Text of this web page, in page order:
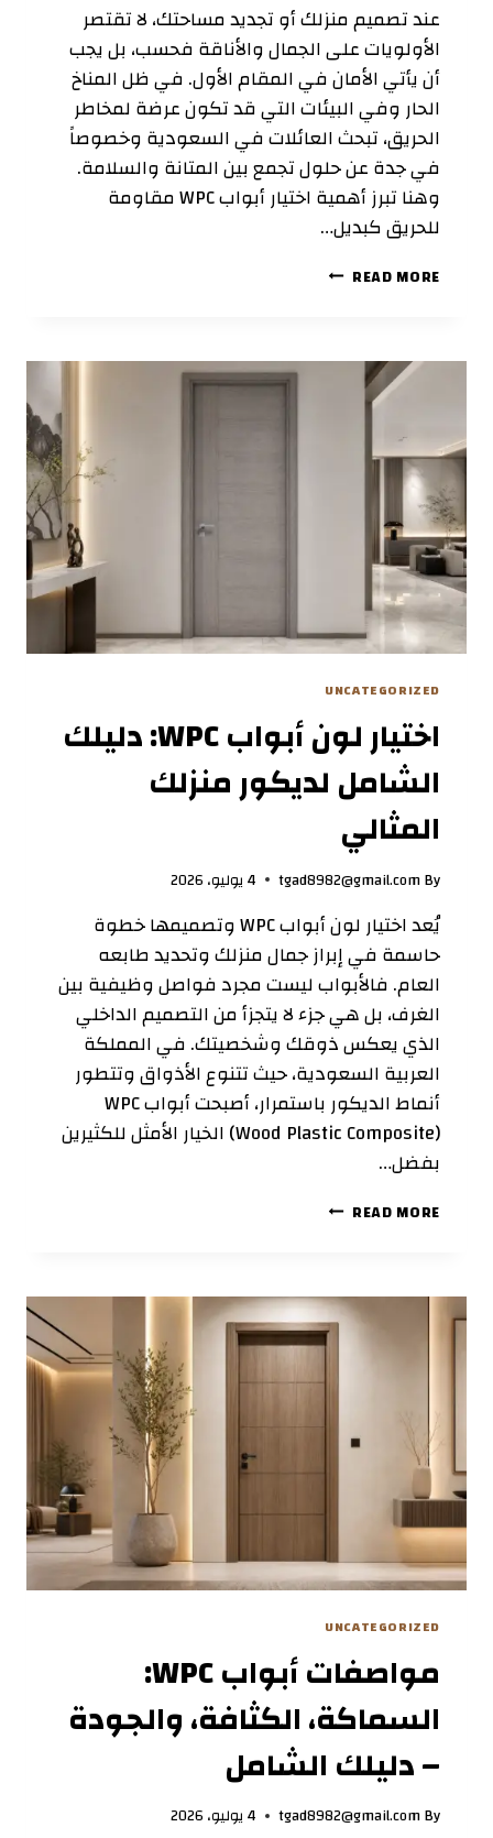
عند تصميم منزلك أو تجديد مساحتك، لا تقتصر
الأولويات على الجمال والأناقة فحسب، بل يجب
أن يأتي الأمان في المقام الأول. في ظل المناخ
الحار وفي البيئات التي قد تكون عرضة لمخاطر
الحريق، تبحث العائلات في السعودية وخصوصاً
في جدة عن حلول تجمع بين المتانة والسلامة.
وهنا تبرز أهمية اختيار أبواب WPC مقاومة
للحريق كبديل…
READ MORE أبواب
حماية
UNCATEGORIZED
اختيار لون أبواب WPC: دليلك
الشامل لديكور منزلك
المثالي
By
tgad8982@gmail.com 4 يوليو، 2026
يُعد اختيار لون أبواب WPC وتصميمها خطوة
حاسمة في إبراز جمال منزلك وتحديد طابعه
العام. فالأبواب ليست مجرد فواصل وظيفية بين
الغرف، بل هي جزء لا يتجزأ من التصميم الداخلي
الذي يعكس ذوقك وشخصيتك. في المملكة
العربية السعودية، حيث تتنوع الأذواق وتتطور
أنماط الديكور باستمرار، أصبحت أبواب WPC
(Wood Plastic Composite) الخيار الأمثل للكثيرين
بفضل…
READ MORE اختيار
دليلك
الشامل
لديكور
المثالي
UNCATEGORIZED
مواصفات أبواب WPC:
السماكة، الكثافة، والجودة
– دليلك الشامل
By
tgad8982@gmail.com 4 يوليو، 2026